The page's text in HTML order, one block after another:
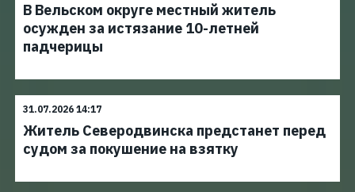
В Вельском округе местный житель
осужден за истязание 10-летней
падчерицы
31.07.2026 14:17
Житель Северодвинска предстанет перед
судом за покушение на взятку